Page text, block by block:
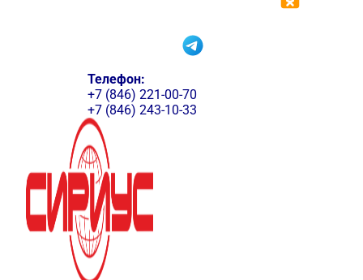
Телефон:
+7 (846) 221-00-70
+7 (846) 243-10-33